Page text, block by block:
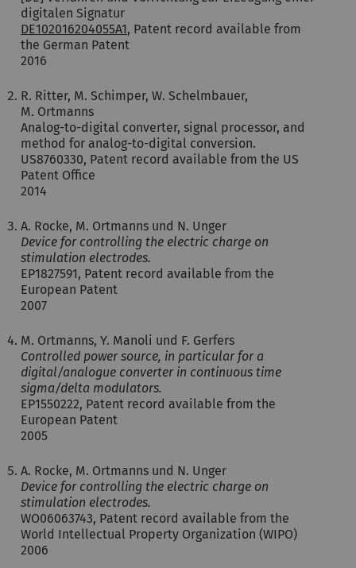
digitalen Signatur
DE102016204055A1, Patent record available from
the German Patent
2016
R. Ritter, M. Schimper, W. Schelmbauer,
M. Ortmanns
Analog-to-digital converter, signal processor, and
method for analog-to-digital conversion.
US8760330, Patent record available from the US
Patent Office
2014
A. Rocke, M. Ortmanns und N. Unger
Device for controlling the electric charge on
stimulation electrodes.
EP1827591, Patent record available from the
European Patent
2007
M. Ortmanns, Y. Manoli und F. Gerfers
Controlled power source, in particular for a
digital/analogue converter in continuous time
sigma/delta modulators.
EP1550222, Patent record available from the
European Patent
2005
A. Rocke, M. Ortmanns und N. Unger
Device for controlling the electric charge on
stimulation electrodes.
WO06063743, Patent record available from the
World Intellectual Property Organization (WIPO)
2006